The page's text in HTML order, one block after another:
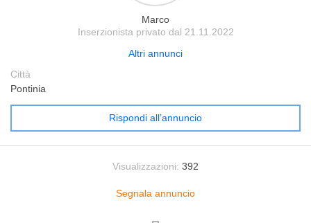
Marco
Inserzionista privato dal 21.11.2022
Altri annunci
Città
Pontinia
Rispondi all’annuncio
Visualizzazioni: 392
Segnala annuncio